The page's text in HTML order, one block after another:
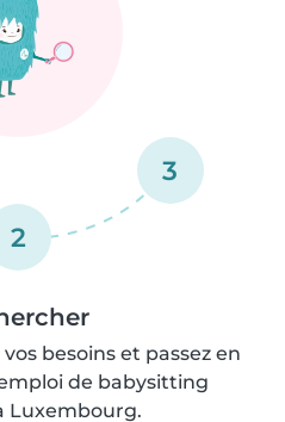
2
3
besoins et passez en
de babysitting
Luxembourg.